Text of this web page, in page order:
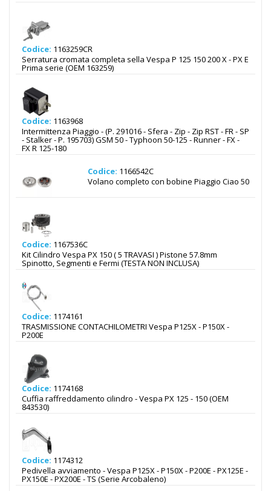
Codice: 1163259CR
Serratura cromata completa sella Vespa P 125 150 200 X - PX E
Prima serie (OEM 163259)
Codice: 1163968
Intermittenza Piaggio - (P. 291016 - Sfera - Zip - Zip RST - FR - SP
- Stalker - P. 195703) GSM 50 - Typhoon 50-125 - Runner - FX -
FX R 125-180
Codice: 1166542C
Volano completo con bobine Piaggio Ciao 50
Codice: 1167536C
Kit Cilindro Vespa PX 150 ( 5 TRAVASI ) Pistone 57.8mm
Spinotto, Segmenti e Fermi (TESTA NON INCLUSA)
Codice: 1174161
TRASMISSIONE CONTACHILOMETRI Vespa P125X - P150X -
P200E
Codice: 1174168
Cuffia raffreddamento cilindro - Vespa PX 125 - 150 (OEM
843530)
Codice: 1174312
Pedivella avviamento - Vespa P125X - P150X - P200E - PX125E -
PX150E - PX200E - TS (Serie Arcobaleno)